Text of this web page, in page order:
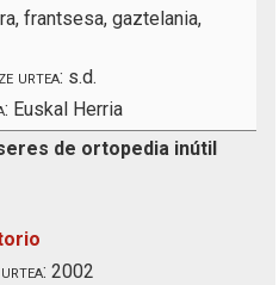
frantsesa, gaztelania,
urtea: s.d.
Euskal Herria
de ortopedia inútil
2002